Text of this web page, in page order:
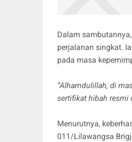
Dalam
perjalanan singkat.
pada masa
“Alhamdulillah, di
sertifikat hibah resmi
Menurutnya,
011/Lilawangsa